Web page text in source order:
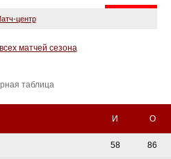
центр
матчей сезона
таблица
И О
58 86